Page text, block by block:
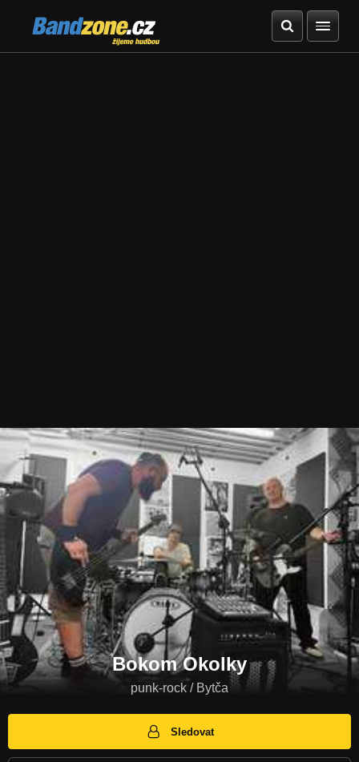
Bandzone.cz
žijeme hudbou
Bokom Okolky
punk-rock / Bytča
Sledovat